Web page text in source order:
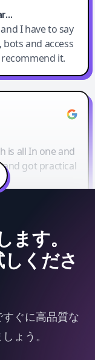
I have to say
bots and access
recommend it.
is all In one and
and got practical
ます。
くださ
ぐに高品質な
ょう。